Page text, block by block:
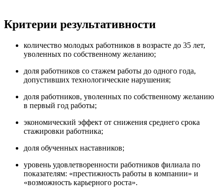
Критерии результативности
количество молодых работников в возрасте до 35 лет,
уволенных по собственному желанию;
доля работников со стажем работы до одного года,
допустивших технологические нарушения;
доля работников, уволенных по собственному желанию
в первый год работы;
экономический эффект от снижения среднего срока
стажировки работника;
доля обученных наставников;
уровень удовлетворенности работников филиала по
показателям: «престижность работы в компании» и
«возможность карьерного роста».